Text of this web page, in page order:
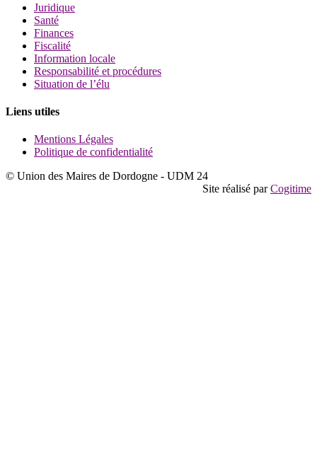
Juridique
Santé
Finances
Fiscalité
Information locale
Responsabilité et procédures
Situation de l’élu
Liens utiles
Mentions Légales
Politique de confidentialité
© Union des Maires de Dordogne - UDM 24
Site réalisé parCogitime